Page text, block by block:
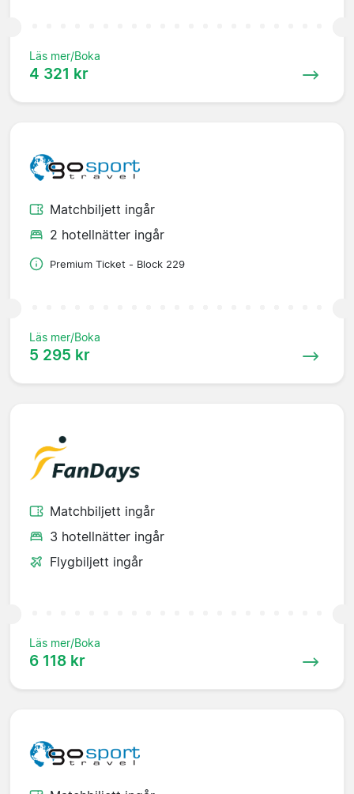
Läs mer/Boka
4 321 kr
Matchbiljett ingår
2 hotellnätter ingår
Premium Ticket - Block 229
Läs mer/Boka
5 295 kr
Matchbiljett ingår
3 hotellnätter ingår
Flygbiljett ingår
Läs mer/Boka
6 118 kr